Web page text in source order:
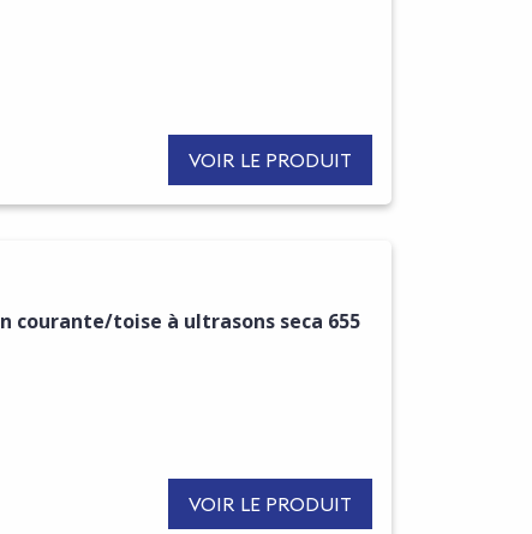
VOIR LE PRODUIT
courante/toise à ultrasons seca 655
VOIR LE PRODUIT